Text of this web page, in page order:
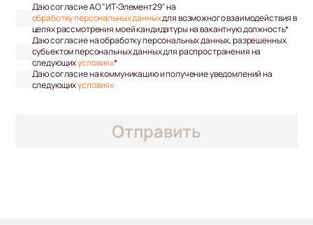
Даю согласие АО "ИТ-Элемент29" на
обработку персональных данныхдля возможного взаимодействия в
целях рассмотрения моей кандидатуры на вакантную должность*
Даю согласие на обработку персональных данных, разрешенных
субъектом персональных данных для распространения на
следующихусловиях*
Даю согласие на коммуникацию и получение уведомлений на
следующихусловиях